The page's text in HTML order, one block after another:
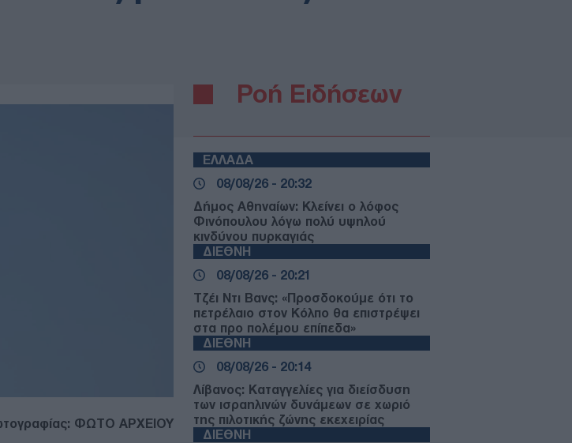
ΦΩΤΟ ΑΡΧΕΙΟΥ
Ροή Ειδήσεων
ΕΛΛΑΔΑ
08/08/26 - 20:32
Δήμος Αθηναίων: Κλείνει ο λόφος
Φινόπουλου λόγω πολύ υψηλού
κινδύνου πυρκαγιάς
ΔΙΕΘΝΗ
08/08/26 - 20:21
Τζέι Ντι Βανς: «Προσδοκούμε ότι το
πετρέλαιο στον Κόλπο θα επιστρέψει
στα προ πολέμου επίπεδα»
ΔΙΕΘΝΗ
08/08/26 - 20:14
Λίβανος: Καταγγελίες για διείσδυση
των ισραηλινών δυνάμεων σε χωριό
της πιλοτικής ζώνης εκεχειρίας
ΔΙΕΘΝΗ